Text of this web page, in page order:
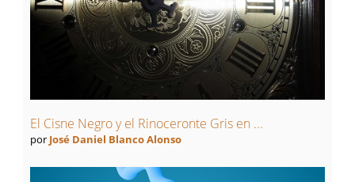
El Cisne Negro y el Rinoceronte Gris en ...
por José Daniel Blanco Alonso